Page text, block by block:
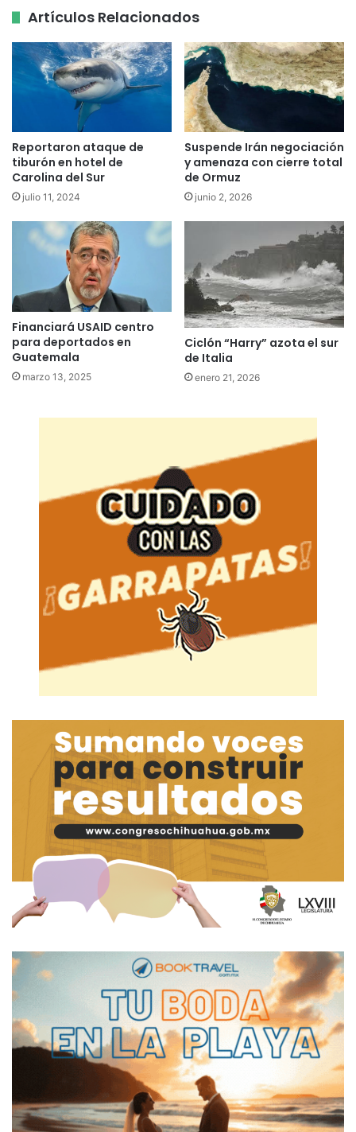
Artículos Relacionados
Reportaron ataque de
tiburón en hotel de
Carolina del Sur
julio 11, 2024
Suspende Irán negociación
y amenaza con cierre total
de Ormuz
junio 2, 2026
Financiará USAID centro
para deportados en
Guatemala
marzo 13, 2025
Ciclón “Harry” azota el sur
de Italia
enero 21, 2026